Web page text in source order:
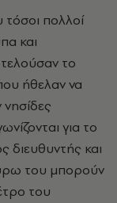
τόσοι πολλοί
και
το
ήθελαν να
για το
διευθυντής και
του μπορούν
του